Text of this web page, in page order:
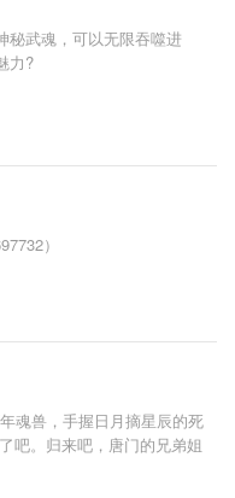
秘武魂，可以无限吞噬进
力?
）
魂兽，手握日月摘星辰的死
吧。归来吧，唐门的兄弟姐